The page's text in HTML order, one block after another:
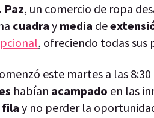
Paz, un comercio de ropa
cuadra y media de
, ofreciendo todas sus
este martes a las
habían acampado en las
fila y no perder la